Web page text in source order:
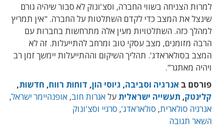
למרות הצניחה בשווי החברה, וסצ'ונוק לא סבור שיהיה גורם
שינצל את המצב כדי לקדם השתלטות על החברה. "אין תמריץ
למהלך כזה. השתלטויות מעין אלה מתרחשות בחברות עם
הרבה מזומנים, מצב עסקי טוב ומרחב להתייעלות. זה לא
המצב בסולאראדג'. תהליך השיקום וההתייעלות יימשך זמן רב
ויהיה מאתגר".
פורסם ב אנרגיה וסביבה, גיוסי הון, דוחות רווח, חדשות,
קלינטק, תעשייה ישראלית עלאגרות חוב, אופנהיימר ישראל,
אנרגיה סולארית, סולאראדג', סרגיי וסצ'ונוק
השאר תגובה